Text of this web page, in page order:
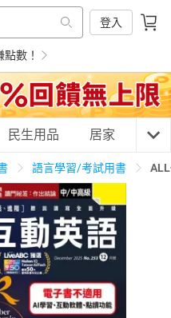
登入
數！
養生保健 民生用品
運動休閒 親子玩具
民生用品 居家 3C
語言學習/考試用書